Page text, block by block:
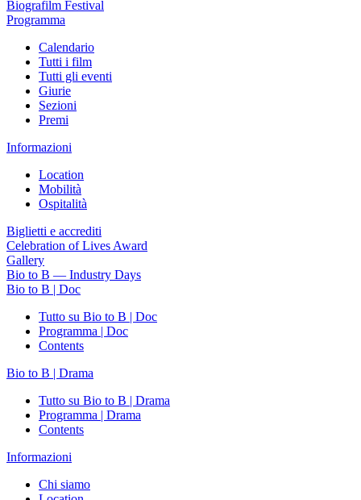
Biografilm Festival
Programma
Calendario
Tutti i film
Tutti gli eventi
Giurie
Sezioni
Premi
Informazioni
Location
Mobilità
Ospitalità
Biglietti e accrediti
Celebration of Lives Award
Gallery
Bio to B — Industry Days
Bio to B | Doc
Tutto su Bio to B | Doc
Programma | Doc
Contents
Bio to B | Drama
Tutto su Bio to B | Drama
Programma | Drama
Contents
Informazioni
Chi siamo